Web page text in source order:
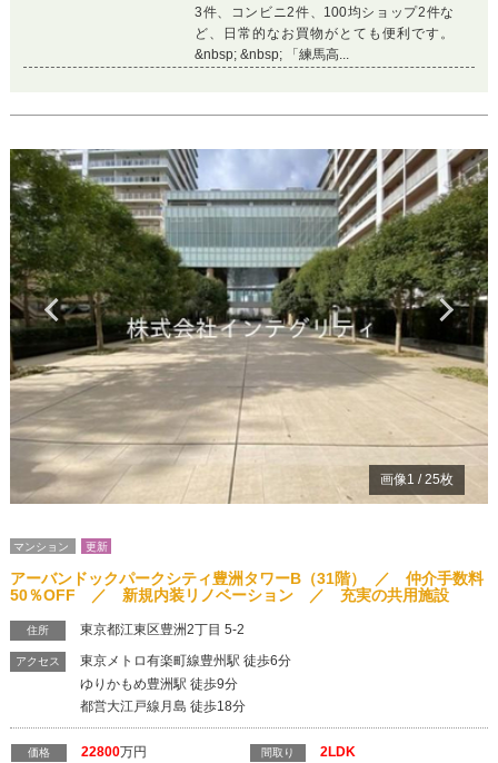
3件、コンビニ2件、100均ショップ2件な
ど、日常的なお買物がとても便利です。
&nbsp; &nbsp; 「練馬高...
Previous
画像1 /25枚
マンション 更新
アーバンドックパークシティ豊洲タワーB（31階） ／ 仲介手数料
50％OFF ／ 新規内装リノベーション ／ 充実の共用施設
住所 東京都江東区豊洲2丁目 5-2
アクセス
東京メトロ有楽町線豊州駅 徒歩6分
ゆりかもめ豊洲駅 徒歩9分
都営大江戸線月島 徒歩18分
価格 22800万円 間取り 2LDK